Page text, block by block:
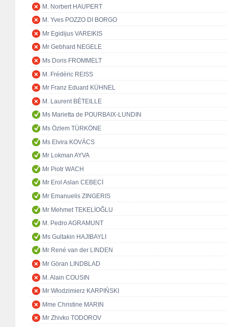
M. Norbert HAUPERT
M. Yves POZZO DI BORGO
Mr Egidijus VAREIKIS
Mr Gebhard NEGELE
Ms Doris FROMMELT
M. Frédéric REISS
Mr Franz Eduard KÜHNEL
M. Laurent BÉTEILLE
Ms Marietta de POURBAIX-LUNDIN
Ms Özlem TÜRKÖNE
Ms Elvira KOVÁCS
Mr Lokman AYVA
Mr Piotr WACH
Mr Erol Aslan CEBECİ
Mr Emanuelis ZINGERIS
Mr Mehmet TEKELİOĞLU
M. Pedro AGRAMUNT
Ms Gultakin HAJIBAYLI
Mr René van der LINDEN
Mr Göran LINDBLAD
M. Alain COUSIN
Mr Włodzimierz KARPIŃSKI
Mme Christine MARIN
Mr Zhivko TODOROV